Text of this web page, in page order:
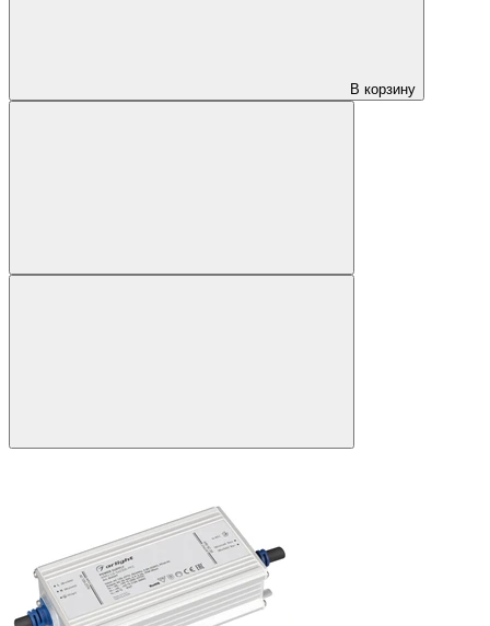
В корзину